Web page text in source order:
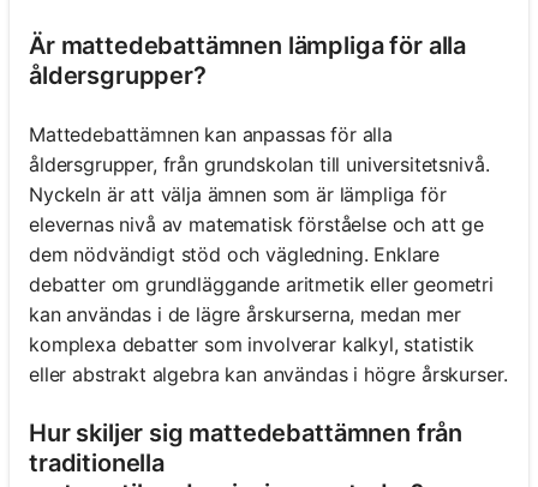
Är mattedebattämnen lämpliga för alla
åldersgrupper?
Mattedebattämnen kan anpassas för alla
åldersgrupper, från grundskolan till universitetsnivå.
Nyckeln är att välja ämnen som är lämpliga för
elevernas nivå av matematisk förståelse och att ge
dem nödvändigt stöd och vägledning. Enklare
debatter om grundläggande aritmetik eller geometri
kan användas i de lägre årskurserna, medan mer
komplexa debatter som involverar kalkyl, statistik
eller abstrakt algebra kan användas i högre årskurser.
Hur skiljer sig mattedebattämnen från
traditionella